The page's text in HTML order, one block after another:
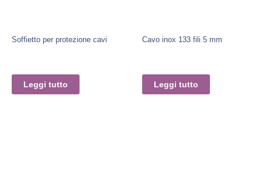
Soffietto per protezione cavi
Leggi tutto
Cavo inox 133 fili 5 mm
Leggi tutto